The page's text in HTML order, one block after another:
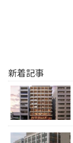
新着記事